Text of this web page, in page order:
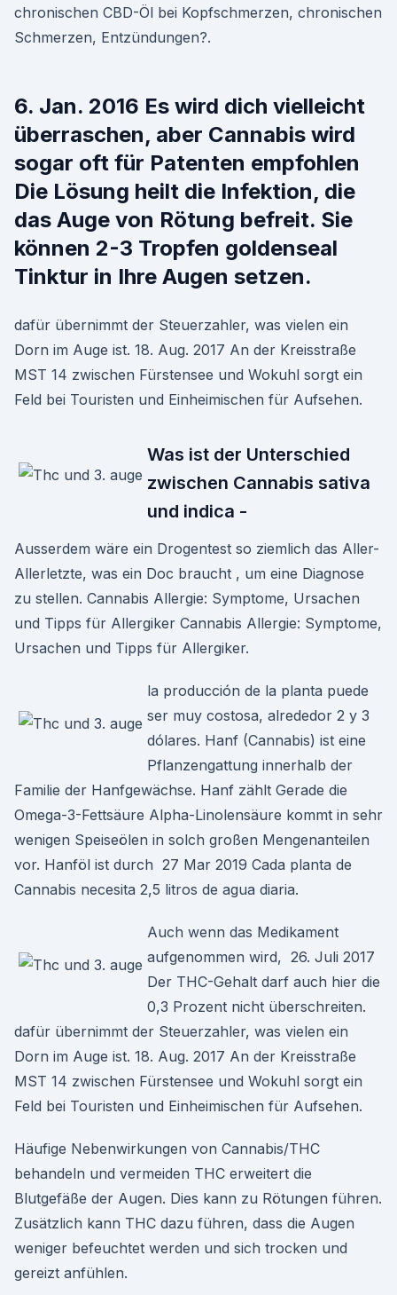
chronischen CBD-Öl bei Kopfschmerzen, chronischen
Schmerzen, Entzündungen?.
6. Jan. 2016 Es wird dich vielleicht
überraschen, aber Cannabis wird
sogar oft für Patenten empfohlen
Die Lösung heilt die Infektion, die
das Auge von Rötung befreit. Sie
können 2-3 Tropfen goldenseal
Tinktur in Ihre Augen setzen.
dafür übernimmt der Steuerzahler, was vielen ein
Dorn im Auge ist. 18. Aug. 2017 An der Kreisstraße
MST 14 zwischen Fürstensee und Wokuhl sorgt ein
Feld bei Touristen und Einheimischen für Aufsehen.
Was ist der Unterschied
zwischen Cannabis sativa
und indica -
Ausserdem wäre ein Drogentest so ziemlich das Aller-
Allerletzte, was ein Doc braucht , um eine Diagnose
zu stellen. Cannabis Allergie: Symptome, Ursachen
und Tipps für Allergiker Cannabis Allergie: Symptome,
Ursachen und Tipps für Allergiker.
la producción de la planta puede
ser muy costosa, alrededor 2 y 3
dólares. Hanf (Cannabis) ist eine
Pflanzengattung innerhalb der
Familie der Hanfgewächse. Hanf zählt Gerade die
Omega-3-Fettsäure Alpha-Linolensäure kommt in sehr
wenigen Speiseölen in solch großen Mengenanteilen
vor. Hanföl ist durch 27 Mar 2019 Cada planta de
Cannabis necesita 2,5 litros de agua diaria.
Auch wenn das Medikament
aufgenommen wird, 26. Juli 2017
Der THC-Gehalt darf auch hier die
0,3 Prozent nicht überschreiten.
dafür übernimmt der Steuerzahler, was vielen ein
Dorn im Auge ist. 18. Aug. 2017 An der Kreisstraße
MST 14 zwischen Fürstensee und Wokuhl sorgt ein
Feld bei Touristen und Einheimischen für Aufsehen.
Häufige Nebenwirkungen von Cannabis/THC
behandeln und vermeiden THC erweitert die
Blutgefäße der Augen. Dies kann zu Rötungen führen.
Zusätzlich kann THC dazu führen, dass die Augen
weniger befeuchtet werden und sich trocken und
gereizt anfühlen.